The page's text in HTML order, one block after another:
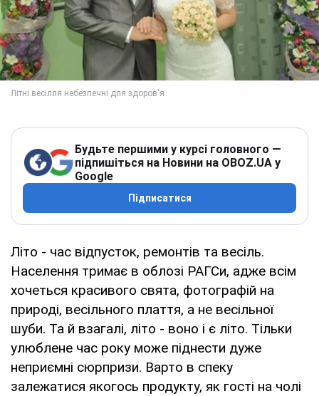
Будьте першими у курсі головного —
підпишіться на Новини на OBOZ.UA у
Google
Підписатися
Літо - час відпусток, ремонтів та весіль.
Населення тримає в облозі РАГСи, адже всім
хочеться красивого свята, фотографій на
природі, весільного плаття, а не весільної
шуби. Та й взагалі, літо - воно і є літо. Тільки
улюблене час року може піднести дуже
неприємні сюрпризи. Варто в спеку
залежатися якогось продукту, як гості на чолі